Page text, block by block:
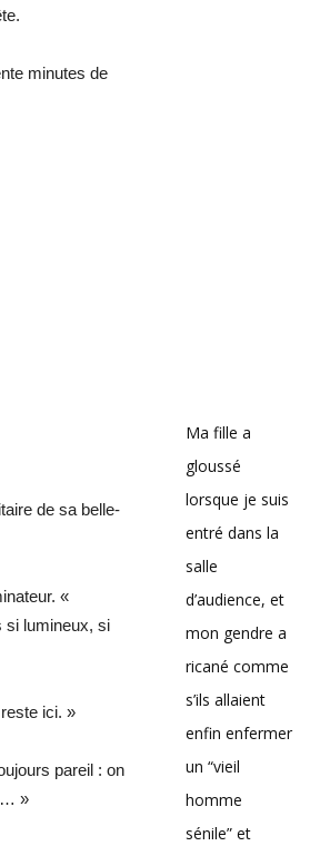
minutes de
de sa belle-
«
si lumineux, si
ici. »
pareil : on
»
Ma fille a
gloussé
lorsque je suis
entré dans la
salle
d’audience, et
mon gendre a
ricané comme
s’ils allaient
enfin enfermer
un “vieil
homme
sénile” et